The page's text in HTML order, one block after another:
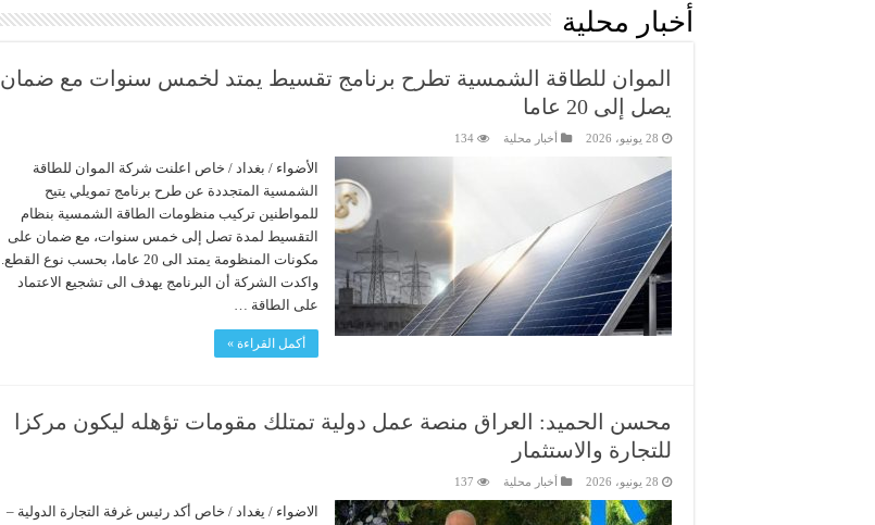
أخبار محلية
الموان للطاقة الشمسية تطرح برنامج تقسيط يمتد لخمس سنوات مع ضمان
يصل إلى 20 عاما
28 يونيو، 2026 أخبار محلية 134
الأضواء / بغداد / خاص اعلنت شركة الموان للطاقة
الشمسية المتجددة عن طرح برنامج تمويلي يتيح
للمواطنين تركيب منظومات الطاقة الشمسية بنظام
التقسيط لمدة تصل إلى خمس سنوات، مع ضمان على
مكونات المنظومة يمتد الى 20 عاما، بحسب نوع القطع.
واكدت الشركة أن البرنامج يهدف الى تشجيع الاعتماد
على الطاقة …
أكمل القراءة »
محسن الحميد: العراق منصة عمل دولية تمتلك مقومات تؤهله ليكون مركزا
للتجارة والاستثمار
28 يونيو، 2026 أخبار محلية 137
الاضواء / يغداد / خاص أكد رئيس غرفة التجارة الدولية –